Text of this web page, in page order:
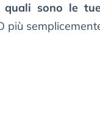
quali sono le
più